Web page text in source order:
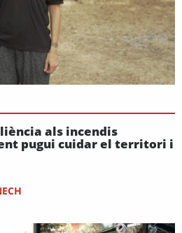
als incendis
pugui cuidar el territori i